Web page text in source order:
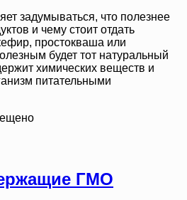
задумываться, что полезнее
и чему стоит отдать
простокваша или
будет тот натуральный
химических веществ и
питательными
ГМО